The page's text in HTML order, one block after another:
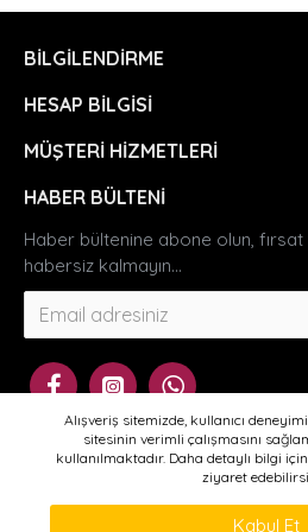
BILGILENDIRME
HESAP BILGISI
MÜŞTERI HIZMETLERI
HABER BÜLTENI
Haber bültenine abone olun,
habersiz kalmayın...
Copyright © 2024 -
Alışveriş sitemizde, kullanıcı
sitesinin verimli çalışmasını
kullanılmaktadır. Daha detaylı bilgi için
ziyaret
Kabul Et